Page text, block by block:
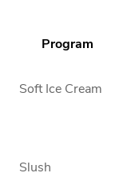
Program
Soft Ice Cream
Slush